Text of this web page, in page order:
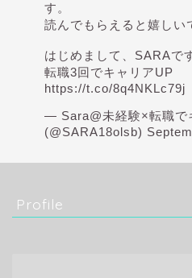
す。
読んでもらえると嬉しい
はじめまして、SARAで
転職3回でキャリアUP
https://t.co/8q4NKLc79j
— Sara@未経験×転職で
(@SARA18olsb)
Profile